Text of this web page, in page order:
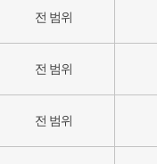
전 범위
전 범위
전 범위